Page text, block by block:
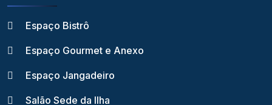
Espaço Bistrô
Espaço Gourmet e Anexo
Espaço Jangadeiro
Salão Sede da Ilha